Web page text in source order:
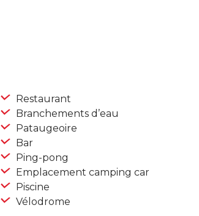
Restaurant
Branchements d’eau
Pataugeoire
Bar
Ping-pong
Emplacement camping car
Piscine
Vélodrome